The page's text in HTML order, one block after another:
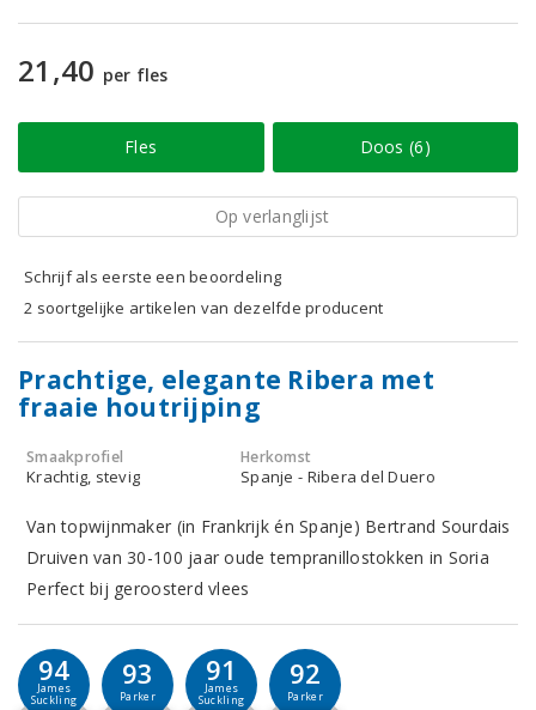
21,40 per fles
Fles Doos (6)
Op verlanglijst
Schrijf als eerste een beoordeling
2 soortgelijke artikelen van dezelfde producent
Prachtige, elegante Ribera met
fraaie houtrijping
Smaakprofiel
Krachtig, stevig
Herkomst
Spanje - Ribera del Duero
Van topwijnmaker (in Frankrijk én Spanje) Bertrand Sourdais
Druiven van 30-100 jaar oude tempranillostokken in Soria
Perfect bij geroosterd vlees
94
James
Suckling
93
Parker
91
James
Suckling
92
Parker